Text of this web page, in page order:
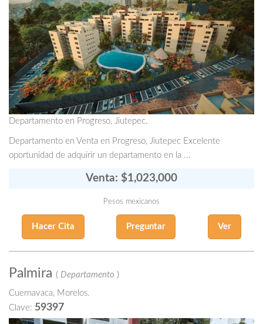
Departamento en Progreso, Jiutepec.
Departamento en Venta en Progreso, Jiutepec Excelente
oportunidad de adquirir un departamento en la ...
Venta: $1,023,000
Pesos mexicanos
Hacer Cita Preguntar Ver
Palmira ( Departamento )
Cuernavaca, Morelos.
Clave: 59397